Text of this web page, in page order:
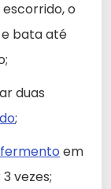
o
e bata até
duas
;
fermento em
vezes;